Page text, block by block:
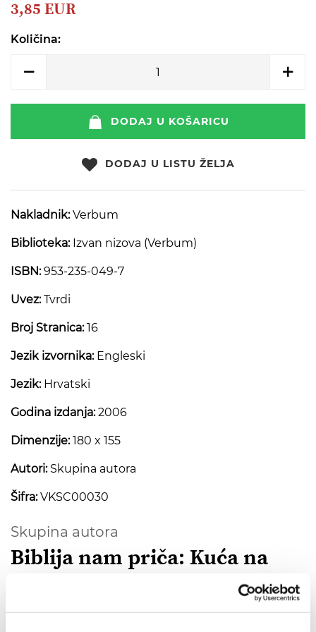
of
images
3,85 EUR
Količina:
DODAJ U KOŠARICU
DODAJ U LISTU ŽELJA
Nakladnik: Verbum
Biblioteka: Izvan nizova (Verbum)
ISBN:953-235-049-7
Uvez:Tvrdi
Broj Stranica:16
Jezik izvornika:Engleski
Jezik:Hrvatski
Godina izdanja:2006
Dimenzije:180 x 155
Autori:Skupina autora
Šifra:VKSC00030
Skupina autora
Biblija nam priča: Kuća na
Kuća na stijeni